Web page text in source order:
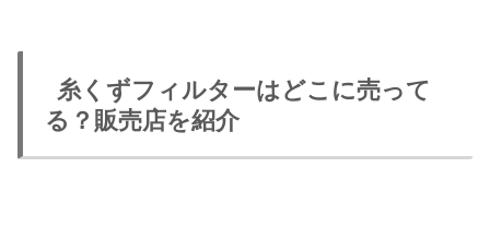
糸くずフィルターはどこに売って
る？販売店を紹介